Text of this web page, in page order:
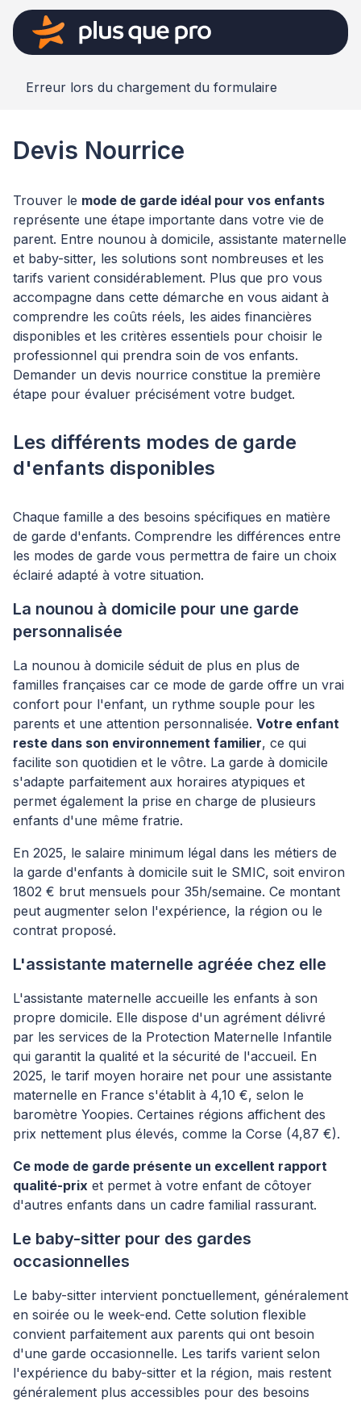
Erreur lors du chargement du formulaire
Devis Nourrice
Trouver le mode de garde idéal pour vos enfants
représente une étape importante dans votre vie de
parent. Entre nounou à domicile, assistante maternelle
et baby-sitter, les solutions sont nombreuses et les
tarifs varient considérablement. Plus que pro vous
accompagne dans cette démarche en vous aidant à
comprendre les coûts réels, les aides financières
disponibles et les critères essentiels pour choisir le
professionnel qui prendra soin de vos enfants.
Demander un devis nourrice constitue la première
étape pour évaluer précisément votre budget.
Les différents modes de garde
d'enfants disponibles
Chaque famille a des besoins spécifiques en matière
de garde d'enfants. Comprendre les différences entre
les modes de garde vous permettra de faire un choix
éclairé adapté à votre situation.
La nounou à domicile pour une garde
personnalisée
La nounou à domicile séduit de plus en plus de
familles françaises car ce mode de garde offre un vrai
confort pour l'enfant, un rythme souple pour les
parents et une attention personnalisée. Votre enfant
reste dans son environnement familier, ce qui
facilite son quotidien et le vôtre. La garde à domicile
s'adapte parfaitement aux horaires atypiques et
permet également la prise en charge de plusieurs
enfants d'une même fratrie.
En 2025, le salaire minimum légal dans les métiers de
la garde d'enfants à domicile suit le SMIC, soit environ
1802 € brut mensuels pour 35h/semaine. Ce montant
peut augmenter selon l'expérience, la région ou le
contrat proposé.
L'assistante maternelle agréée chez elle
L'assistante maternelle accueille les enfants à son
propre domicile. Elle dispose d'un agrément délivré
par les services de la Protection Maternelle Infantile
qui garantit la qualité et la sécurité de l'accueil. En
2025, le tarif moyen horaire net pour une assistante
maternelle en France s'établit à 4,10 €, selon le
baromètre Yoopies. Certaines régions affichent des
prix nettement plus élevés, comme la Corse (4,87 €).
Ce mode de garde présente un excellent rapport
qualité-prix et permet à votre enfant de côtoyer
d'autres enfants dans un cadre familial rassurant.
Le baby-sitter pour des gardes
occasionnelles
Le baby-sitter intervient ponctuellement, généralement
en soirée ou le week-end. Cette solution flexible
convient parfaitement aux parents qui ont besoin
d'une garde occasionnelle. Les tarifs varient selon
l'expérience du baby-sitter et la région, mais restent
généralement plus accessibles pour des besoins